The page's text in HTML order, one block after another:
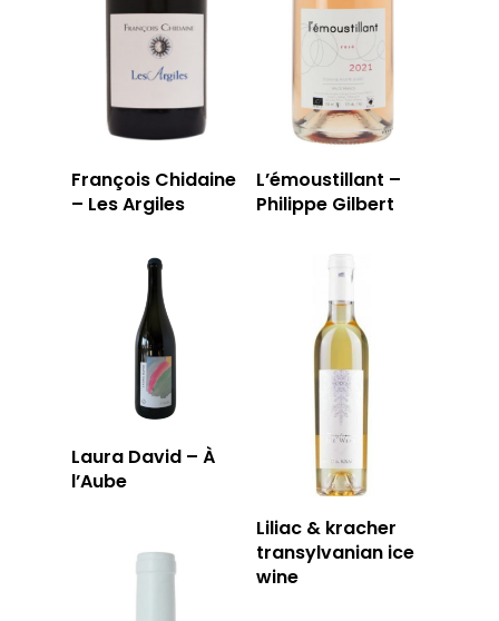
François Chidaine
– Les Argiles
L’émoustillant –
Philippe Gilbert
Laura David – À
l’Aube
Liliac & kracher
transylvanian ice
wine